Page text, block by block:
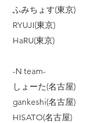
ふみちょす(東京)
RYUJI(東京)
HaRU(東京)
-N team-
しょーた(名古屋)
gankeshi(名古屋)
HISATO(名古屋)